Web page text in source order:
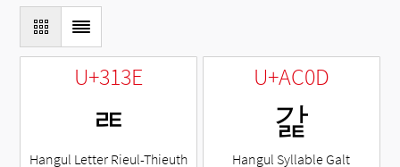
U+313E
ㄾ
Hangul Letter Rieul-Thieuth
U+AC0D
갍
Hangul Syllable Galt